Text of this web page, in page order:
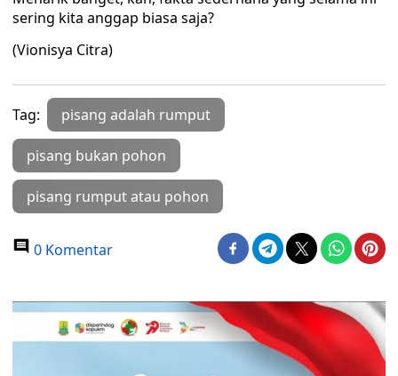
sering kita anggap biasa saja?
(Vionisya Citra)
Tag: pisang adalah rumput
pisang bukan pohon
pisang rumput atau pohon
0 Komentar